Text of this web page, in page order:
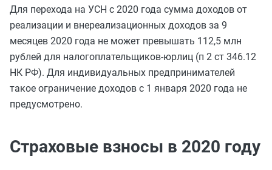
Для перехода на УСН с 2020 года сумма доходов от
реализации и внереализационных доходов за 9
месяцев 2020 года не может превышать 112,5 млн
рублей для налогоплательщиков-юрлиц (п 2 ст 346.12
НК РФ). Для индивидуальных предпринимателей
такое ограничение доходов с 1 января 2020 года не
предусмотрено.
Страховые взносы в 2020 году